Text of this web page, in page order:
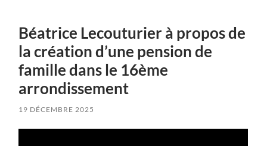
Béatrice Lecouturier à propos de
la création d’une pension de
famille dans le 16ème
arrondissement
19 DÉCEMBRE 2025